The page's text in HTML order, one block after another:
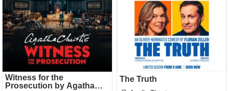
Witness for the
Prosecution by Agatha
The Truth